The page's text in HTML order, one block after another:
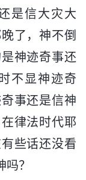
是信大灾大
了，神不倒
神迹奇事还
不显神迹奇
事还是信神
律法时代耶
些话还没看
？